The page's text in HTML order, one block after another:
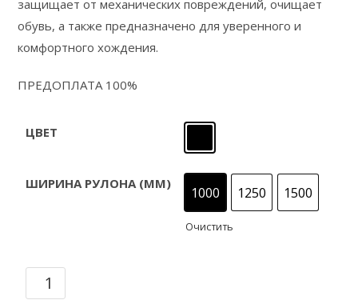
защищает от механических повреждений, очищает
обувь, а также предназначено для уверенного и
комфортного хождения.
ПРЕДОПЛАТА 100%
ЦВЕТ
Черный
ШИРИНА РУЛОНА (ММ)
1000 1250 1500
Очистить